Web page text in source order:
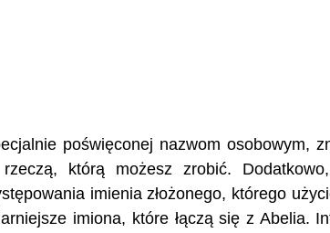
poświęconej nazwom osobowym,
którą możesz zrobić.
imienia złożonego, którego
imiona, które łączą się z Abelia.